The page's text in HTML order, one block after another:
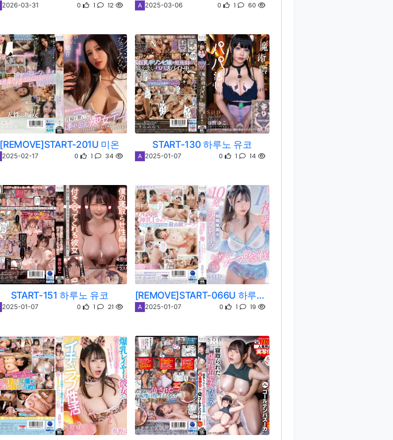
2026-03-31 0 1 12 A 2025-03-06 0 1 60
[REMOVE]START-201U 미온
2025-02-17 0 1 34
START-130 하루노 유코
A 2025-01-07 0 1 14
START-151 하루노 유코
2025-01-07 0 1 21
[REMOVE]START-066U 하루노 유코
A 2025-01-07 0 1 19